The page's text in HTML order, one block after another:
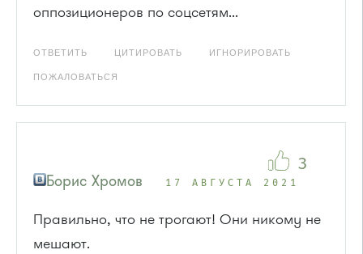
оппозиционеров по соцсетям...
ОТВЕТИТЬ ЦИТИРОВАТЬ ИГНОРИРОВАТЬ
ПОЖАЛОВАТЬСЯ
Борис Хромов 17 АВГУСТА 2021
Правильно, что не трогают! Они никому не
мешают.
3